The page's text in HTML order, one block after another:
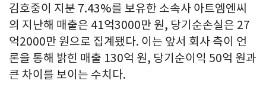
김호중이 지분 7.43%를 보유한 소속사 아트엠엔씨
의 지난해 매출은 41억3000만 원, 당기순손실은 27
억2000만 원으로 집계됐다. 이는 앞서 회사 측이 언
론을 통해 밝힌 매출 130억 원, 당기순이익 50억 원과
큰 차이를 보이는 수치다.